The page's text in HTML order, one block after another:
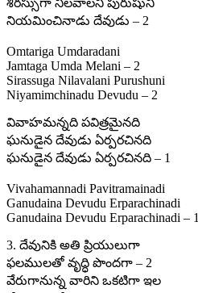
శిరస్సుగా నిలవాలని పురుషుని
నియమించినాడు దేవుడు – 2
Omtariga Umdaradani
Jamtaga Umda Melani – 2
Sirassuga Nilavalani Purushuni
Niyamimchinadu Devudu – 2
వివాహమన్నది పవిత్రమైనది
ఘనుడైన దేవుడు ఏర్పరచినది
ఘనుడైన దేవుడు ఏర్పరచినది – 1
Vivahamannadi Pavitramainadi
Ganudaina Devudu Erparachinadi
Ganudaina Devudu Erparachinadi – 1
3. దేవునికి అతి ప్రియులుగా
ఫలములతో వృద్ధి పొందగా – 2
వేరుగానున్న వారిని ఒకటిగా ఇల